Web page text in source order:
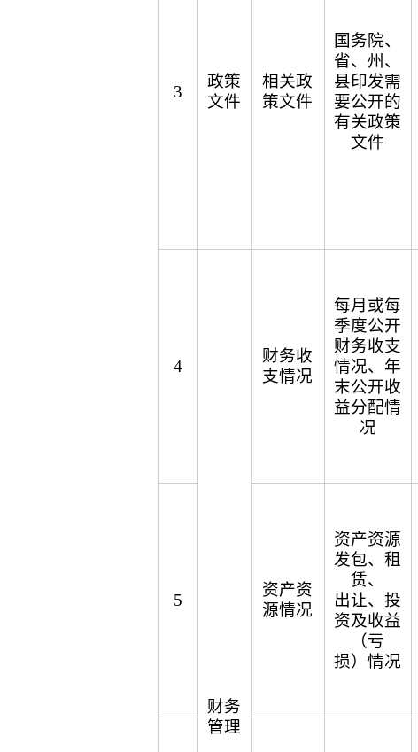
3
政策
文件
相关政
策文件
国务院、
省、州、
县印发需
要公开的
有关政策
文件
4
财务
管理
财务收
支情况
每月或每
季度公开
财务收支
情况、年
末公开收
益分配情
况
5
资产资
源情况
资产资源
发包、租
赁、
出让、投
资及收益
（亏
损）情况